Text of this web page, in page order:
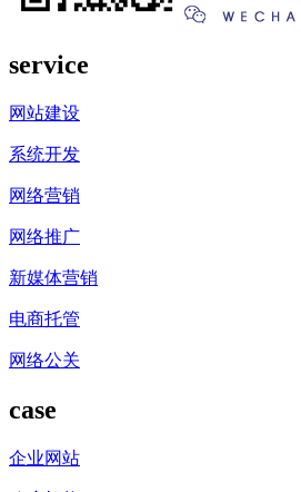
service
网站建设
系统开发
网络营销
网络推广
新媒体营销
电商托管
网络公关
case
企业网站